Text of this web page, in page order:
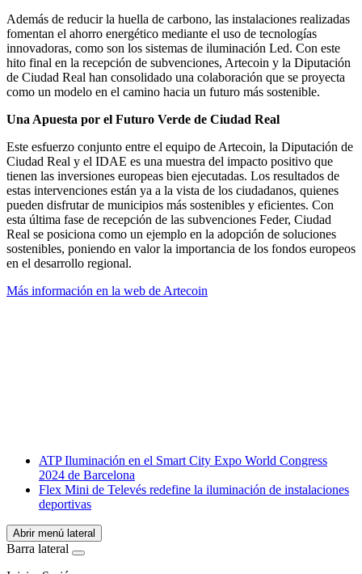
Además de reducir la huella de carbono, las instalaciones realizadas
fomentan el ahorro energético mediante el uso de tecnologías
innovadoras, como son los sistemas de iluminación Led. Con este
hito final en la recepción de subvenciones, Artecoin y la Diputación
de Ciudad Real han consolidado una colaboración que se proyecta
como un modelo en el camino hacia un futuro más sostenible.
Una Apuesta por el Futuro Verde de Ciudad Real
Este esfuerzo conjunto entre el equipo de Artecoin, la Diputación de
Ciudad Real y el IDAE es una muestra del impacto positivo que
tienen las inversiones europeas bien ejecutadas. Los resultados de
estas intervenciones están ya a la vista de los ciudadanos, quienes
pueden disfrutar de municipios más sostenibles y eficientes. Con
esta última fase de recepción de las subvenciones Feder, Ciudad
Real se posiciona como un ejemplo en la adopción de soluciones
sostenibles, poniendo en valor la importancia de los fondos europeos
en el desarrollo regional.
Más información en la web de Artecoin
WhatsApp
ATP Iluminación en el Smart City Expo World Congress
2024 de Barcelona
Flex Mini de Televés redefine la iluminación de instalaciones
deportivas
Abrir menú lateral
Barra lateral